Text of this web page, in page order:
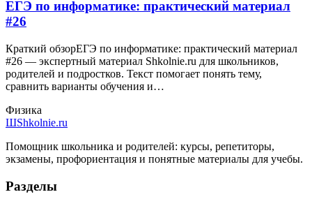
ЕГЭ по информатике: практический материал
#26
Краткий обзорЕГЭ по информатике: практический материал
#26 — экспертный материал Shkolnie.ru для школьников,
родителей и подростков. Текст помогает понять тему,
сравнить варианты обучения и…
Физика
ШShkolnie.ru
Помощник школьника и родителей: курсы, репетиторы,
экзамены, профориентация и понятные материалы для учебы.
Разделы